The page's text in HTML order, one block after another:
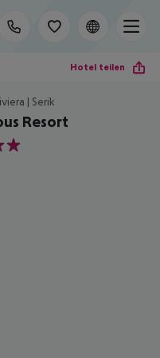
Hotel teilen
| Serik
Resort